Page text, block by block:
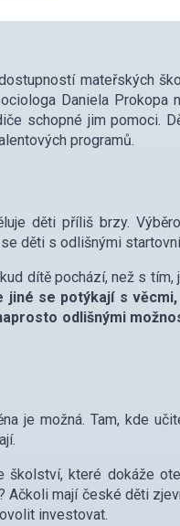
mateřských
Daniela Prokopa
schopné jim pomoci.
programů.
děti příliš brzy.
děti s odlišnými
dítě pochází, než s
jiné se potýkají s
odlišnými
je možná. Tam, kde
školství, které dokáže
mají české děti
investovat.